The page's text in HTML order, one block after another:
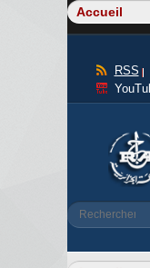
RSS
Rechercher